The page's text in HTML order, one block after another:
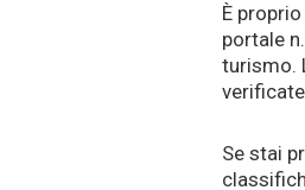
È
portale
turismo.
Se stai